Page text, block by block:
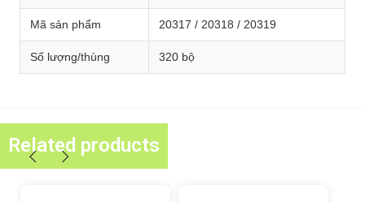
Mã sản phẩm 20317 / 20318 / 20319
Số lượng/thùng 320 bộ
Related products